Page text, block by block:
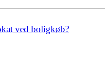
ved boligkøb?